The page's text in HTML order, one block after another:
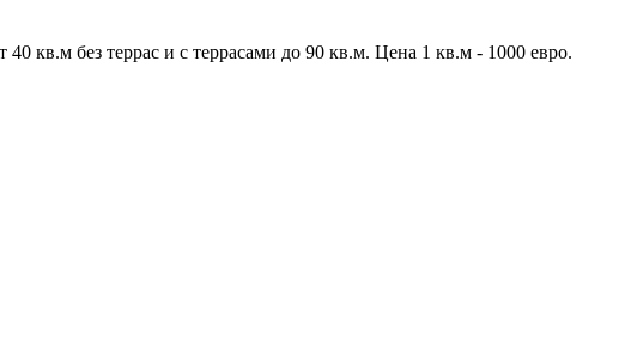
кв.м без террас и с террасами до 90 кв.м. Цена 1 кв.м - 1000 евро.